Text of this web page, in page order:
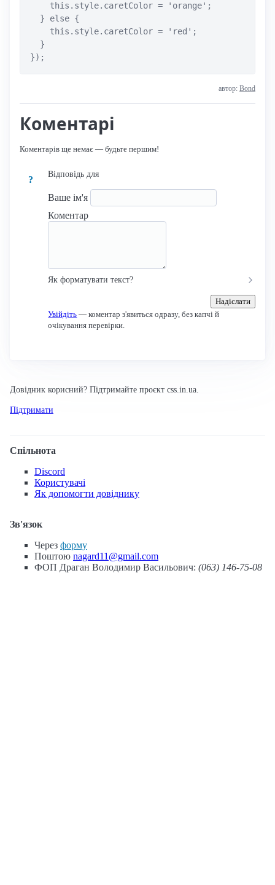
    this.style.caretColor = 'orange';
  } else {
    this.style.caretColor = 'red';
  }
});
автор: Bond
Коментарі
Коментарів ще немає — будьте першим!
?
Відповідь для
Ваше ім'я
Коментар
Як форматувати текст?
Надіслати
Увійдіть — коментар з'явиться одразу, без капчі й
очікування перевірки.
Довідник корисний? Підтримайте проєкт css.in.ua.
Підтримати
Спільнота
Discord
Користувачі
Як допомогти довіднику
Зв'язок
Через форму
Поштою nagard11@gmail.com
ФОП Драган Володимир Васильович: (063) 146-75-08